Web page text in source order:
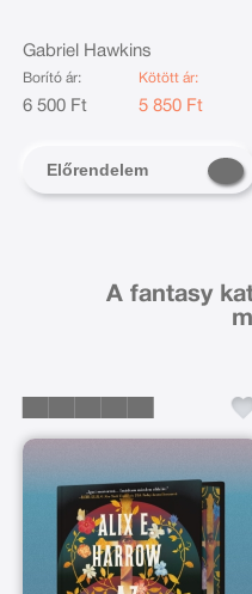
Gabriel Hawkins
Borító ár:
6 500 Ft
Kötött ár:
5 850 Ft
Előrendelem
A fantasy